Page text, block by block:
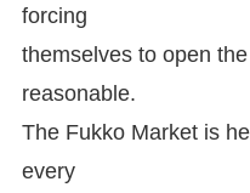
forcing
themselves to open
reasonable.
The Fukko Market is
every